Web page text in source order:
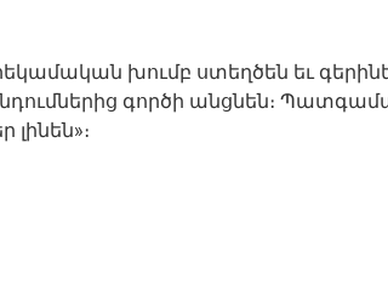
խումբ ստեղծեն եւ
գործի անցնեն։
լինեն»։